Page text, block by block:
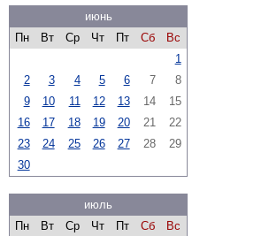
июнь
Пн
Вт Ср Чт Пт Сб
Вс
1
2
3 4 5 6 7
8
9
10 11 12 13 14
15
16
17 18 19 20 21
22
23
24 25 26 27 28
29
30
июль
Пн
Вт Ср Чт Пт Сб
Вс